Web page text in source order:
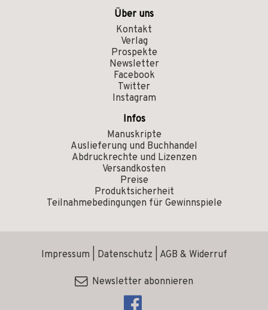
Über uns
Kontakt
Verlag
Prospekte
Newsletter
Facebook
Twitter
Instagram
Infos
Manuskripte
Auslieferung und Buchhandel
Abdruckrechte und Lizenzen
Versandkosten
Preise
Produktsicherheit
Teilnahmebedingungen für Gewinnspiele
Impressum Datenschutz AGB & Widerruf
Newsletter abonnieren